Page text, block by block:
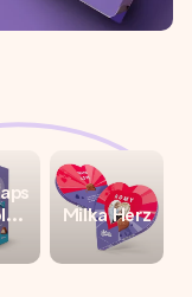
Milka Herz